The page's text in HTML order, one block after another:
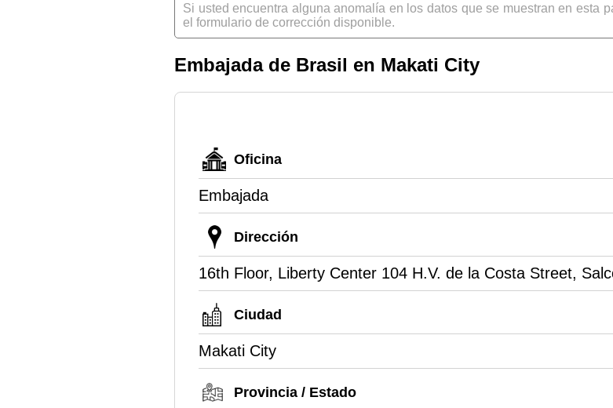
Si usted encuentra alguna anomalía en los datos que se muestran en esta
el formulario de corrección disponible.
Embajada de Brasil en Makati City
Oficina
Embajada
Dirección
16th Floor, Liberty Center 104 H.V. de la Costa Street,
Ciudad
Makati City
Provincia / Estado